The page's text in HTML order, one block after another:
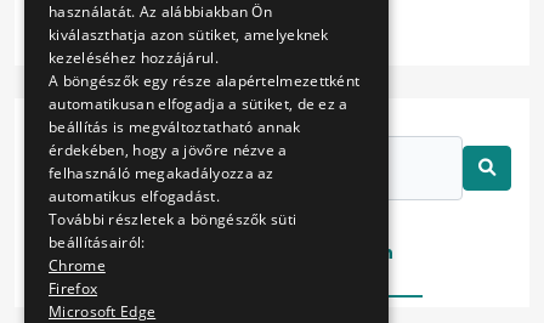
Folyamatban
használatát. Az alábbiakban Ön
kiválaszthatja azon sütiket, amelyeknek
kezeléséhez hozzájárul.
A böngészők egy része alapértelmezettként
automatikusan elfogadja a sütiket, de ez a
beállítás is megváltoztatható annak
érdekében, hogy a jövőre nézve a
felhasználó megakadályozza az
automatikus elfogadást.
További részletek a böngészők süti
beállításairól:
Chrome
Firefox
Microsoft Edge